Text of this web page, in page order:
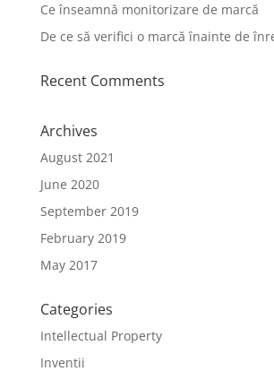
Ce înseamnă monitorizare de marcă
De ce să verifici o marcă înainte de
Recent Comments
Archives
August 2021
June 2020
September 2019
February 2019
May 2017
Categories
Intellectual Property
Inventii